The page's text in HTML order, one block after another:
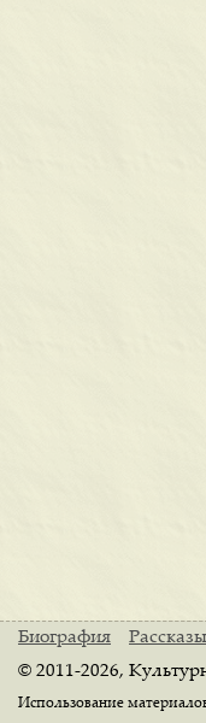
Биография Рассказы
© 2011-2026,
Использование